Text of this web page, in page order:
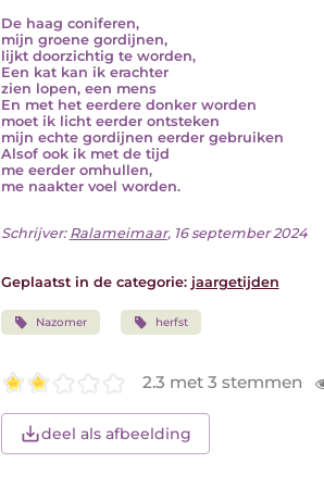
De haag coniferen,
mijn groene gordijnen,
lijkt doorzichtig te worden,
Een kat kan ik erachter
zien lopen, een mens
En met het eerdere donker worden
moet ik licht eerder ontsteken
mijn echte gordijnen eerder gebruiken
Alsof ook ik met de tijd
me eerder omhullen,
me naakter voel worden.
Schrijver: Ralameimaar, 16 september 2024
Geplaatst in de categorie: jaargetijden
Nazomer herfst
2.3 met 3 stemmen
deel als afbeelding